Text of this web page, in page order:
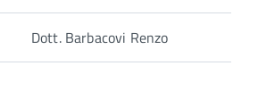
Dott. Barbacovi Renzo